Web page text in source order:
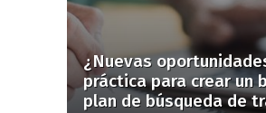
¿Nuevas
práctica para crear un
plan de búsqueda de